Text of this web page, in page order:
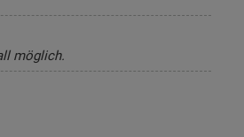
möglich.